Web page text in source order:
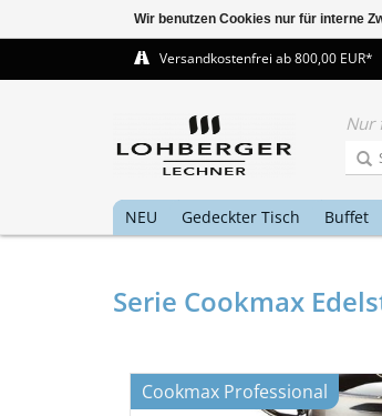
Versandkostenfrei ab 800,00 EUR*
Nur
NEU Gedeckter Tisch Buffet
Serie Cookmax
Cookmax Professional
Wir benutzen Cookies nur für interne